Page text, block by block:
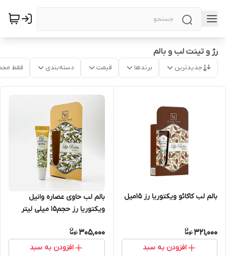
رژ و تینت لب و بالم
جدیدترین برندها قیمت دسته‌بندی فقط
بالم لب کاکائو ویکتوریا رز 15میل
321,000
افزودن به سبد
بالم لب حاوی عصاره وانیل
ویکتوریا رز حجم15 میلی لیتر
305,000
افزودن به سبد